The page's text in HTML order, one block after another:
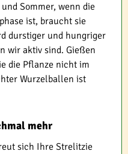
Sommer, wenn die
ist, braucht sie
durstiger und hungriger
wir aktiv sind. Gießen
die Pflanze nicht im
Wurzelballen ist
mehr
sich Ihre Strelitzie